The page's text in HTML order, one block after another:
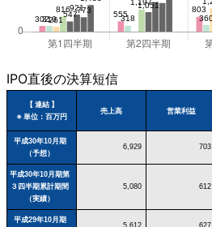
IPO直後の決算短信
【 連結 】
※ 単位：百万円
売上高 営業利益
平成30年10月期
（予想）
6,929 703
平成30年10月期第
３四半期累計期間
（実績）
5,080 612
平成29年10月期
5,612 627